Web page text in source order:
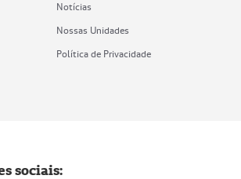
Notícias
Nossas Unidades
Política de Privacidade
sociais: